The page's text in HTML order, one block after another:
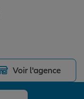
Voir l'agence